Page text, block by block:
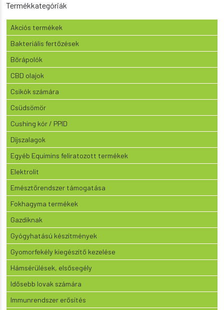
Termékkategóriák
Akciós termékek
Bakteriális fertőzések
Bőrápolók
CBD olajok
Csikók számára
Csüdsömör
Cushing kór / PPID
Díjszalagok
Egyéb Equimins feliratozott termékek
Elektrolit
Emésztőrendszer támogatása
Fokhagyma termékek
Gazdiknak
Gyógyhatású készítmények
Gyomorfekély kiegészítő kezelése
Hámsérülések, elsősegély
Idősebb lovak számára
Immunrendszer erősítés